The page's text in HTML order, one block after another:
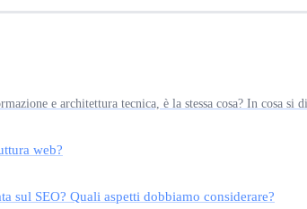
e architettura tecnica, è la stessa cosa? In cosa si
web?
sul SEO? Quali aspetti dobbiamo considerare?